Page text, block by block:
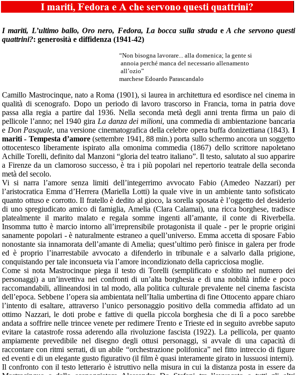
I mariti, L’ultimo ballo, Oro nero, Fedora, La bocca sulla strada eA che servono questi
quattrini?: generosità e diffidenza (1941-42)
“Non bisogna lavorare... alla domenica; la gente si
annoia perché manca del necessario allenamento
all’ozio”
marchese Edoardo Parascandalo
Camillo Mastrocinque, nato a Roma (1901), si laurea in architettura ed esordisce nel cinema in
qualità di scenografo. Dopo un periodo di lavoro trascorso in Francia, torna in patria dove
passa alla regia a partire dal 1936. Nella seconda metà degli anni trenta firma un paio di
pellicole l’anno; nel 1940 gira La danza dei milioni, una commedia di ambientazione bancaria
e Don Pasquale, una versione cinematografica della celebre opera buffa donizettiana (1843).I
mariti - Tempesta d’amore(settembre 1941, 88 min.) porta sullo schermo ancora un soggetto
ottocentesco liberamente ispirato alla omonima commedia (1867) dello scrittore napoletano
Achille Torelli, definito dal Manzoni “gloria del teatro italiano”. Il testo, salutato al suo apparire
a Firenze da un clamoroso successo, è tra i più popolari nel repertorio teatrale della seconda
metà del secolo.
Vi si narra l’amore senza limiti dell’integerrimo avvocato Fabio (Amedeo Nazzari) per
l’aristocratica Emma d’Herrera (Mariella Lotti) la quale vive in un ambiente tanto sofisticato
quanto ottuso e corrotto. Il fratello è dedito al gioco, la sorella sposata è l’oggetto del desiderio
di uno spregiudicato amico di famiglia, Amelia (Clara Calamai), una ricca borghese, tradisce
platealmente il marito malato e regala somme ingenti all’amante, il conte di Riverbella.
Insomma tutto è marcio intorno all’irreprensibile protagonista il quale - per le proprie origini
sanamente popolari - è naturalmente estraneo a quell’universo. Emma accetta di sposare Fabio
nonostante sia innamorata dell’amante di Amelia; quest’ultimo però finisce in galera per frode
ed è proprio l’inarrestabile avvocato a difenderlo in tribunale e a salvarlo dalla prigione,
conquistando per tale inconsueta via l’amore incondizionato della capricciosa moglie.
Come si nota Mastrocinque piega il testo di Torelli (semplificato e sfoltito nel numero dei
personaggi) a un’invettiva nei confronti di un’alta borghesia e di una nobiltà infide e poco
raccomandabili, allineandosi in tal modo, alla politica culturale prevalente nel cinema fascista
dell’epoca. Sebbene l’opera sia ambientata nell’Italia umbertina di fine Ottocento appare chiaro
l’intento di esaltare, attraverso l’unico personaggio positivo della commedia affidato ad un
ottimo Nazzari, le doti probe e fattive di quella piccola borghesia che di lì a poco sarebbe
andata a soffrire nelle trincee venete per redimere Trento e Trieste ed in seguito avrebbe saputo
evitare la catastrofe rossa aderendo alla rivoluzione fascista (1922). La pellicola, per quanto
ampiamente prevedibile nel disegno degli ottusi personaggi, si avvale di una capacità di
raccontare con ritmi serrati, di un abile “orchestrazione polifonica” nel fitto intreccio di figure
ed eventi e di un elegante gusto figurativo (il film è quasi interamente girato in lussuosi interni).
Il confronto con il testo letterario è istruttivo nella misura in cui la distanza posta in essere da